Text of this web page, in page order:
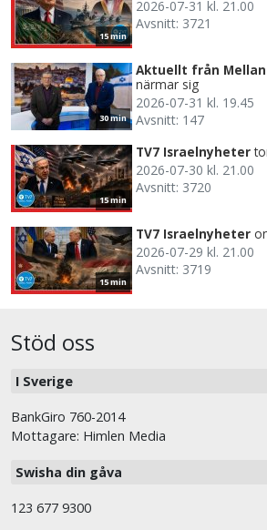
15 min
2026-07-31 kl. 21.00
Avsnitt: 3721
30 min
Aktuellt från
närmar sig
2026-07-31 kl. 19.45
Avsnitt: 147
15 min
TV7 Israelnyheter
2026-07-30 kl. 21.00
Avsnitt: 3720
15 min
TV7 Israelnyheter
2026-07-29 kl. 21.00
Avsnitt: 3719
Stöd oss
I Sverige
BankGiro 760-2014
Mottagare: Himlen Media
Swisha din gåva
123 677 9300